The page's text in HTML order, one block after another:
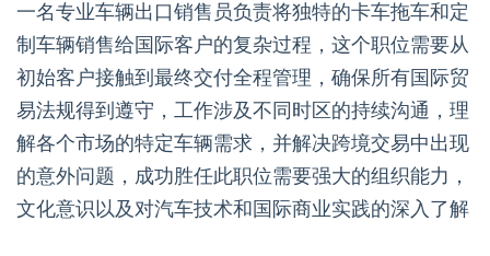
一名专业车辆出口销售员负责将独特的卡车拖车和定
制车辆销售给国际客户的复杂过程，这个职位需要从
初始客户接触到最终交付全程管理，确保所有国际贸
易法规得到遵守，工作涉及不同时区的持续沟通，理
解各个市场的特定车辆需求，并解决跨境交易中出现
的意外问题，成功胜任此职位需要强大的组织能力，
文化意识以及对汽车技术和国际商业实践的深入了解